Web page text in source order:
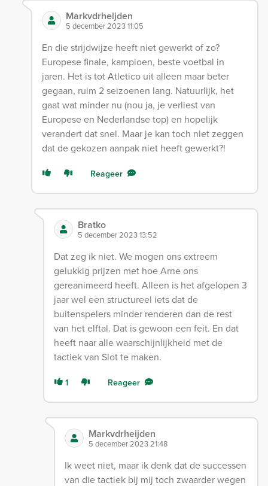
Markvdrheijden
5 december 2023 11:05
En die strijdwijze heeft niet gewerkt of zo?
Europese finale, kampioen, beste voetbal in
jaren. Het is tot Atletico uit alleen maar beter
gegaan, ruim 2 seizoenen lang. Natuurlijk, het
gaat wat minder nu (nou ja, je verliest van
Europese en Nederlandse top) en hopelijk
verandert dat snel. Maar je kan toch niet zeggen
dat de gekozen aanpak niet heeft gewerkt?!
Reageer
Bratko
5 december 2023 13:52
Dat zeg ik niet. We mogen ons extreem
gelukkig prijzen met hoe Arne ons
gereanimeerd heeft. Alleen is het afgelopen 3
jaar wel een structureel iets dat de
buitenspelers minder renderen dan de rest
van het elftal. Dat is gewoon een feit. En dat
heeft naar alle waarschijnlijkheid met de
tactiek van Slot te maken.
1 Reageer
Markvdrheijden
5 december 2023 21:48
Ik weet niet, maar ik denk dat de successen
van die tactiek bij mij toch zwaarder wegen